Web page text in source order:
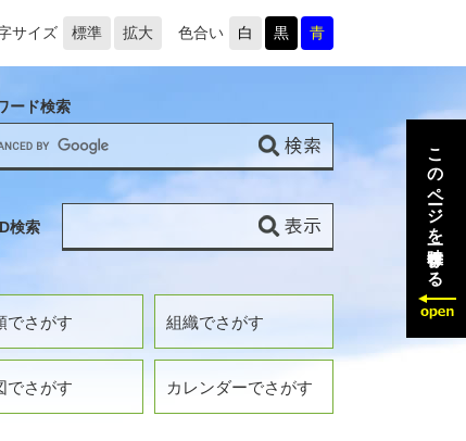
サイズ 標準 拡大 色合い 白 黒 青
でさがす 組織でさがす
でさがす カレンダーでさがす
ード検索
検索 このページを一時保存する